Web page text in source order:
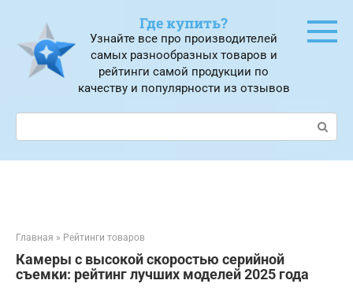
контенту
Где купить?
Узнайте все про производителей
самых разнообразных товаров и
рейтинги самой продукции по
качеству и популярности из отзывов
Поиск:
Главная » Рейтинги товаров
Камеры с высокой скоростью серийной
съемки: рейтинг лучших моделей 2025 года